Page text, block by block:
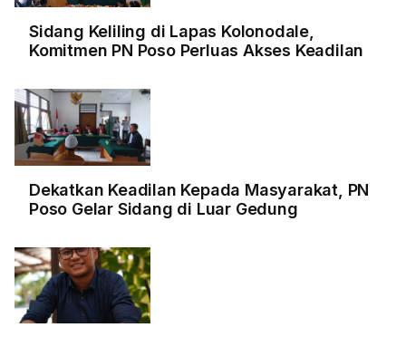
Sidang Keliling di Lapas Kolonodale,
Komitmen PN Poso Perluas Akses Keadilan
Dekatkan Keadilan Kepada Masyarakat, PN
Poso Gelar Sidang di Luar Gedung